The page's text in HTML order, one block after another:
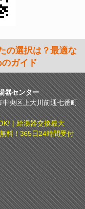
の選択は？最適な
ガイド
器センター
央区上大川前通七番町
｜給湯器交換最大
料！365日24時間受付